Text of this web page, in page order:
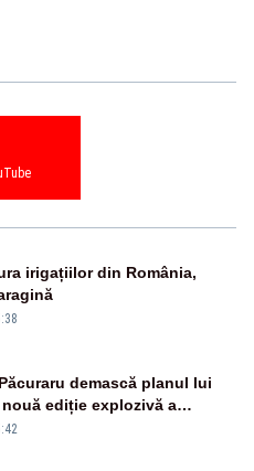
irigațiilor din România,
demască planul lui
ediție explozivă a
Zilei” la Realitatea PLUS